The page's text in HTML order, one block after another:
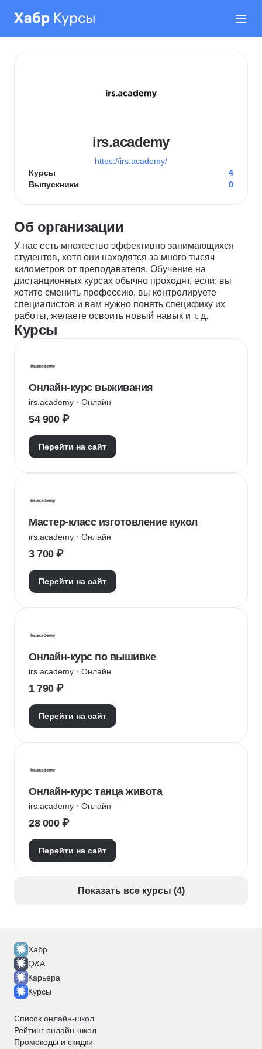
irs.academy
https://irs.academy/
Курсы
4
Выпускники
0
Об организации
У нас есть множество эффективно занимающихся
студентов, хотя они находятся за много тысяч
километров от преподавателя. Обучение на
дистанционных курсах обычно проходят, если: вы
хотите сменить профессию, вы контролируете
специалистов и вам нужно понять специфику их
работы, желаете освоить новый навык и т. д.
Курсы
Онлайн-курс выживания
irs.academy • Онлайн
54 900 ₽
Перейти на сайт
Мастер-класс изготовление кукол
irs.academy • Онлайн
3 700 ₽
Перейти на сайт
Онлайн-курс по вышивке
irs.academy • Онлайн
1 790 ₽
Перейти на сайт
Онлайн-курс танца живота
irs.academy • Онлайн
28 000 ₽
Перейти на сайт
Показать все курсы (4)
Хабр
Q&A
Карьера
Курсы
Список онлайн-школ
Рейтинг онлайн-школ
Промокоды и скидки